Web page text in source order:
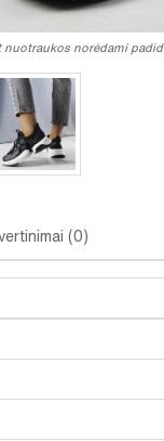
nuotraukos norėdami
(0)